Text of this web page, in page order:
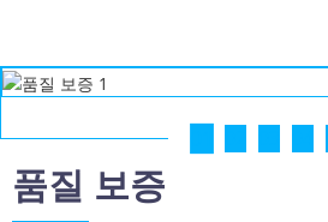
품질 보증